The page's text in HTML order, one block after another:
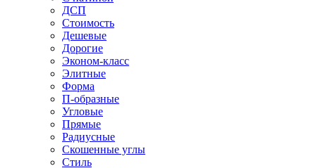
ДСП
Стоимость
Дешевые
Дорогие
Эконом-класс
Элитные
Форма
П-образные
Угловые
Прямые
Радиусные
Скошенные углы
Стиль